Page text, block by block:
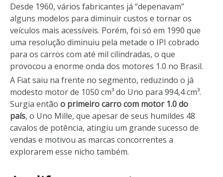
Desde 1960, vários fabricantes já “depenavam”
alguns modelos para diminuir custos e tornar os
veículos mais acessíveis. Porém, foi só em 1990 que
uma resolução diminuiu pela metade o IPI cobrado
para os carros com até mil cilindradas, o que
provocou a enorme onda dos motores 1.0 no Brasil.
A Fiat saiu na frente no segmento, reduzindo o já
modesto motor de 1050 cm³ do Uno para 994,4 cm³.
Surgia então o primeiro carro com motor 1.0 do
país, o Uno Mille, que apesar de seus humildes 48
cavalos de potência, atingiu um grande sucesso de
vendas e motivou as marcas concorrentes a
explorarem esse nicho também.